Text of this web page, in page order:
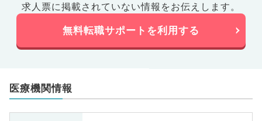
求人票に掲載されていない情報をお伝えします。
無料転職サポートを利用する
医療機関情報